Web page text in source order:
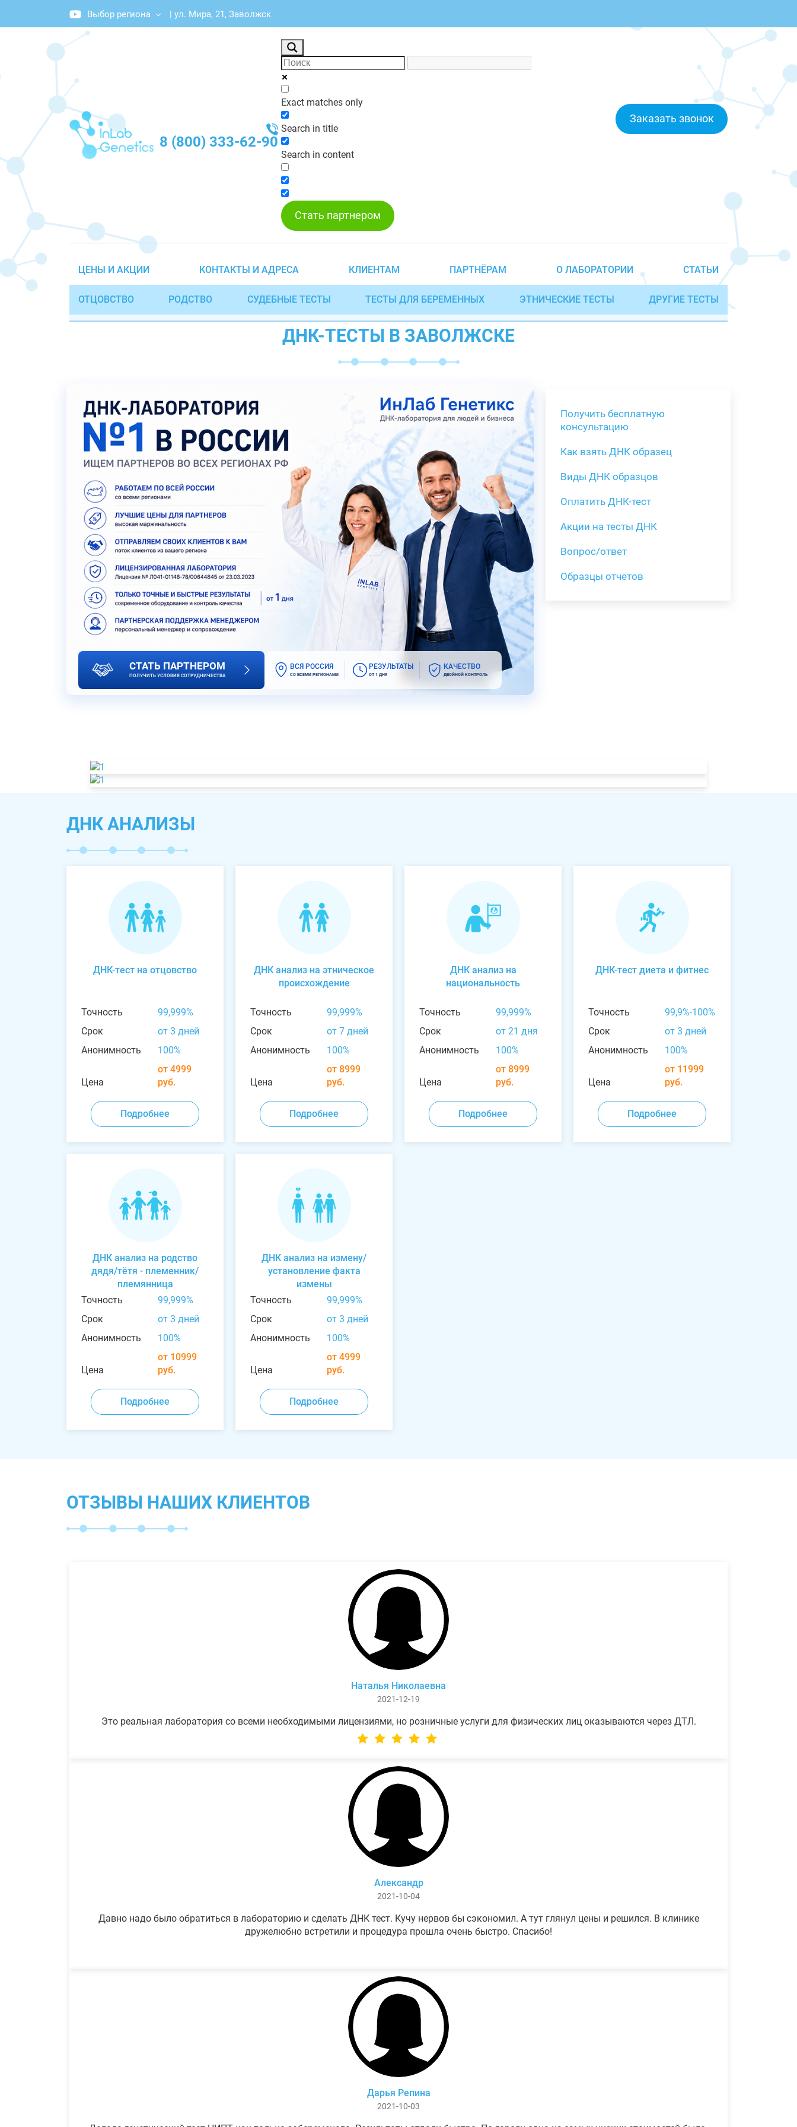
Выбор региона | ул. Мира, 21, Заволжск
8 (800) 333-62-90
Exact matches only
Search in title
Search in content
Заказать звонок
Стать партнером
ЦЕНЫ И АКЦИИ КОНТАКТЫ И АДРЕСА КЛИЕНТАМ ПАРТНЁРАМ О ЛАБОРАТОРИИ СТАТЬИ
ОТЦОВСТВО РОДСТВО СУДЕБНЫЕ ТЕСТЫ ТЕСТЫ ДЛЯ БЕРЕМЕННЫХ ЭТНИЧЕСКИЕ ТЕСТЫ ДРУГИЕ ТЕСТЫ
ДНК-ТЕСТЫ В ЗАВОЛЖСКЕ
СТАТЬ ПАРТНЕРОМ
ПОЛУЧИТЬ УСЛОВИЯ СОТРУДНИЧЕСТВА
ВСЯ РОССИЯ
СО ВСЕМИ РЕГИОНАМИ
РЕЗУЛЬТАТЫ
ОТ 1 ДНЯ
КАЧЕСТВО
ДВОЙНОЙ КОНТРОЛЬ
Получить бесплатную
консультацию
Как взять ДНК образец
Виды ДНК образцов
Оплатить ДНК-тест
Акции на тесты ДНК
Вопрос/ответ
Образцы отчетов
ДНК АНАЛИЗЫ
ДНК-тест на отцовство
Точность
99,999%
Срок
от 3 дней
Анонимность
100%
Цена
от 4999
руб.
Подробнее
ДНК анализ на этническое
происхождение
Точность
99,999%
Срок
от 7 дней
Анонимность
100%
Цена
от 8999
руб.
Подробнее
ДНК анализ на
национальность
Точность
99,999%
Срок
от 21 дня
Анонимность
100%
Цена
от 8999
руб.
Подробнее
ДНК-тест диета и фитнес
Точность
99,9%-100%
Срок
от 3 дней
Анонимность
100%
Цена
от 11999
руб.
Подробнее
ДНК анализ на родство
дядя/тётя - племенник/
племянница
Точность
99,999%
Срок
от 3 дней
Анонимность
100%
Цена
от 10999
руб.
Подробнее
ДНК анализ на измену/
установление факта
измены
Точность
99,999%
Срок
от 3 дней
Анонимность
100%
Цена
от 4999
руб.
Подробнее
ОТЗЫВЫ НАШИХ КЛИЕНТОВ
Наталья Николаевна
2021-12-19
Это реальная лаборатория со всеми необходимыми лицензиями, но розничные услуги для физических лиц оказываются через ДТЛ.
Александр
2021-10-04
Давно надо было обратиться в лабораторию и сделать ДНК тест. Кучу нервов бы сэкономил. А тут глянул цены и решился. В клинике
дружелюбно встретили и процедура прошла очень быстро. Спасибо!
Дарья Репина
2021-10-03